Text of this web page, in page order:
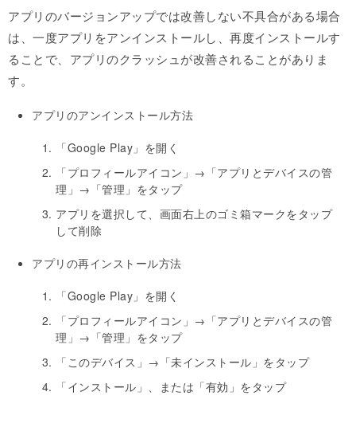
アプリのバージョンアップでは改善しない不具合がある場合
は、一度アプリをアンインストールし、再度インストールす
ることで、アプリのクラッシュが改善されることがありま
す。
アプリのアンインストール方法
「Google Play」を開く
「プロフィールアイコン」→「アプリとデバイスの管
理」→「管理」をタップ
アプリを選択して、画面右上のゴミ箱マークをタップ
して削除
アプリの再インストール方法
「Google Play」を開く
「プロフィールアイコン」→「アプリとデバイスの管
理」→「管理」をタップ
「このデバイス」→「未インストール」をタップ
「インストール」、または「有効」をタップ